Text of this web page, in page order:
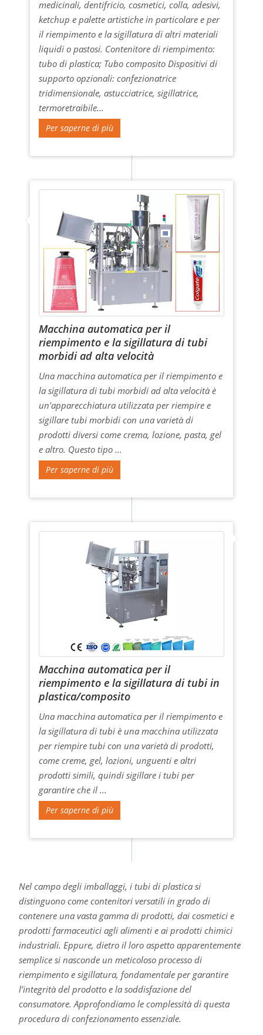
medicinali, dentifricio, cosmetici, colla, adesivi,
ketchup e palette artistiche in particolare e per
il riempimento e la sigillatura di altri materiali
liquidi o pastosi. Contenitore di riempimento:
tubo di plastica; Tubo composito Dispositivi di
supporto opzionali: confezionatrice
tridimensionale, astucciatrice, sigillatrice,
termoretraibile...
Per saperne di più
Macchina automatica per il
riempimento e la sigillatura di tubi
morbidi ad alta velocità
Una macchina automatica per il riempimento e
la sigillatura di tubi morbidi ad alta velocità è
un'apparecchiatura utilizzata per riempire e
sigillare tubi morbidi con una varietà di
prodotti diversi come crema, lozione, pasta, gel
e altro. Questo tipo ...
Per saperne di più
Macchina automatica per il
riempimento e la sigillatura di tubi in
plastica/composito
Una macchina automatica per il riempimento e
la sigillatura di tubi è una macchina utilizzata
per riempire tubi con una varietà di prodotti,
come creme, gel, lozioni, unguenti e altri
prodotti simili, quindi sigillare i tubi per
garantire che il ...
Per saperne di più
Nel campo degli imballaggi, i tubi di plastica si
distinguono come contenitori versatili in grado di
contenere una vasta gamma di prodotti, dai cosmetici e
prodotti farmaceutici agli alimenti e ai prodotti chimici
industriali. Eppure, dietro il loro aspetto apparentemente
semplice si nasconde un meticoloso processo di
riempimento e sigillatura, fondamentale per garantire
l’integrità del prodotto e la soddisfazione del
consumatore. Approfondiamo le complessità di questa
procedura di confezionamento essenziale.